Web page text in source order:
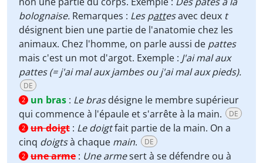
bolognaise. Remarques : Les pattesavec deux t
désignent bien une partie de l'anatomie chez les
animaux. Chez l'homme, on parle aussi de pattes
mais c'est un mot d'argot. Exemple : J'ai mal aux
pattes (= j'ai mal aux jambes ou j'ai mal aux pieds).
DE
2 un bras : Le brasdésigne le membre supérieur
qui commence à l'épaule et s'arrête à la main.
DE
2 un doigt : Le doigtfait partie de la main. On a
cinq doigtsà chaque main. DE
2 une arme : Une armesert à se défendre ou à